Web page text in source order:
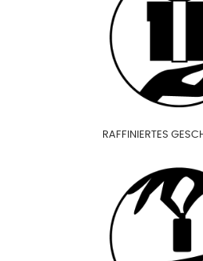
RAFFINIERTES